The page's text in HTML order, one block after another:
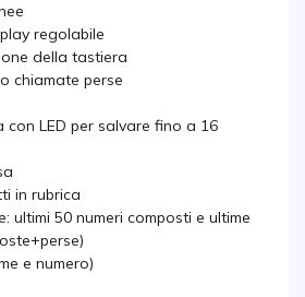
regolabile
della tastiera
chiamate perse
con LED per salvare fino a 16
in rubrica
ultimi 50 numeri composti e ultime
e numero)